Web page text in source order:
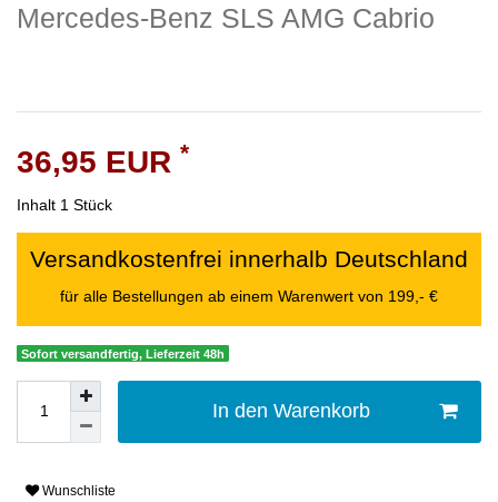
Mercedes-Benz SLS AMG Cabrio
36,95 EUR *
Inhalt 1 Stück
Versandkostenfrei innerhalb Deutschland
für alle Bestellungen ab einem Warenwert von 199,- €
Sofort versandfertig, Lieferzeit 48h
In den Warenkorb
Wunschliste